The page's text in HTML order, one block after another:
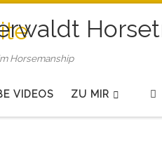
Horsemanship
VIDEOS ZU MIR